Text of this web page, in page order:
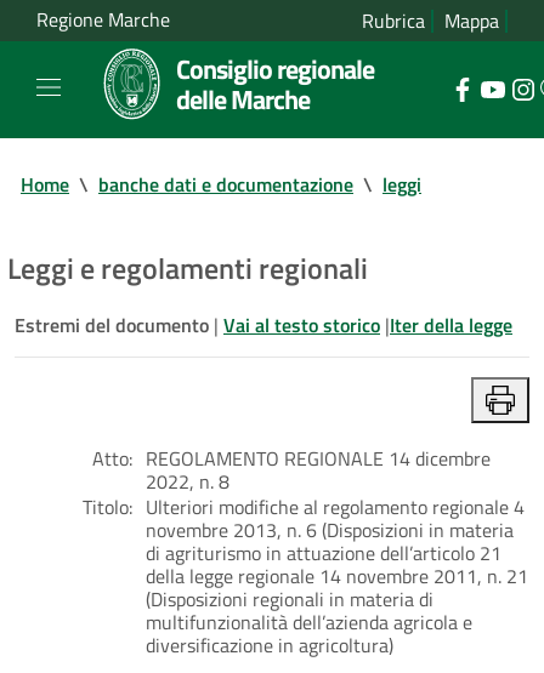
Regione Marche Rubrica Mappa
Consiglio regionale
delle Marche
Home \ banche dati e documentazione \ leggi
Leggi e regolamenti regionali
Estremi del documento | Vai al testo storico |Iter della legge
Atto: REGOLAMENTO REGIONALE 14 dicembre
2022, n. 8
Titolo: Ulteriori modifiche al regolamento regionale 4
novembre 2013, n. 6 (Disposizioni in materia
di agriturismo in attuazione dell’articolo 21
della legge regionale 14 novembre 2011, n. 21
(Disposizioni regionali in materia di
multifunzionalità dell’azienda agricola e
diversificazione in agricoltura)